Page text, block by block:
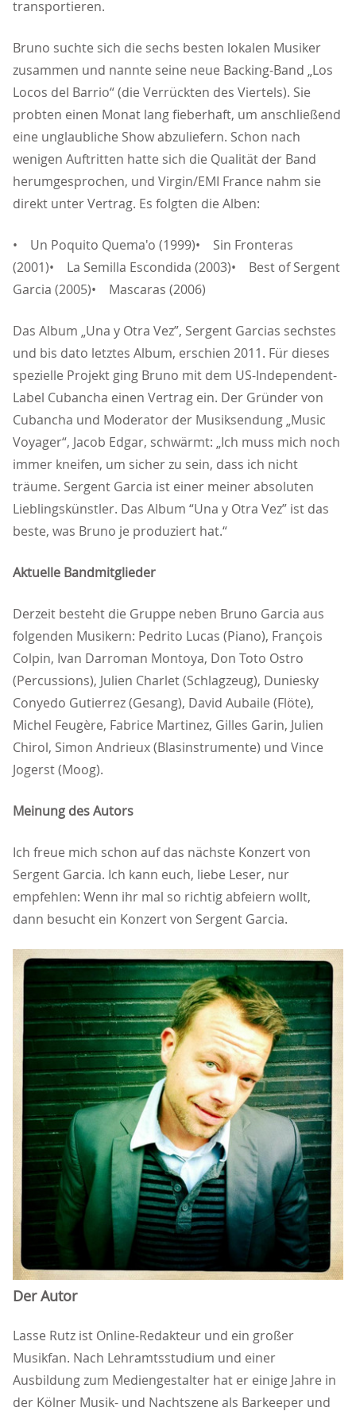
transportieren.
Bruno suchte sich die sechs besten lokalen Musiker
zusammen und nannte seine neue Backing-Band „Los
Locos del Barrio“ (die Verrückten des Viertels). Sie
probten einen Monat lang fieberhaft, um anschließend
eine unglaubliche Show abzuliefern. Schon nach
wenigen Auftritten hatte sich die Qualität der Band
herumgesprochen, und Virgin/EMI France nahm sie
direkt unter Vertrag. Es folgten die Alben:
• Un Poquito Quema'o (1999)• Sin Fronteras
(2001)• La Semilla Escondida (2003)• Best of Sergent
Garcia (2005)• Mascaras (2006)
Das Album „Una y Otra Vez”, Sergent Garcias sechstes
und bis dato letztes Album, erschien 2011. Für dieses
spezielle Projekt ging Bruno mit dem US-Independent-
Label Cubancha einen Vertrag ein. Der Gründer von
Cubancha und Moderator der Musiksendung „Music
Voyager“, Jacob Edgar, schwärmt: „Ich muss mich noch
immer kneifen, um sicher zu sein, dass ich nicht
träume. Sergent Garcia ist einer meiner absoluten
Lieblingskünstler. Das Album “Una y Otra Vez” ist das
beste, was Bruno je produziert hat.“
Aktuelle Bandmitglieder
Derzeit besteht die Gruppe neben Bruno Garcia aus
folgenden Musikern: Pedrito Lucas (Piano), François
Colpin, Ivan Darroman Montoya, Don Toto Ostro
(Percussions), Julien Charlet (Schlagzeug), Duniesky
Conyedo Gutierrez (Gesang), David Aubaile (Flöte),
Michel Feugère, Fabrice Martinez, Gilles Garin, Julien
Chirol, Simon Andrieux (Blasinstrumente) und Vince
Jogerst (Moog).
Meinung des Autors
Ich freue mich schon auf das nächste Konzert von
Sergent Garcia. Ich kann euch, liebe Leser, nur
empfehlen: Wenn ihr mal so richtig abfeiern wollt,
dann besucht ein Konzert von Sergent Garcia.
Der Autor
Lasse Rutz ist Online-Redakteur und ein großer
Musikfan. Nach Lehramtsstudium und einer
Ausbildung zum Mediengestalter hat er einige Jahre in
der Kölner Musik- und Nachtszene als Barkeeper und